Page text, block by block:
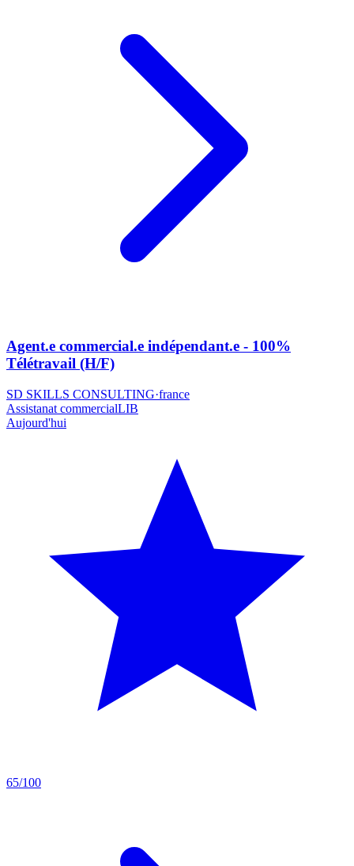
Agent.e commercial.e indépendant.e - 100%
Télétravail (H/F)
SD SKILLS CONSULTING·france
Assistanat commercialLIB
Aujourd'hui
65/100